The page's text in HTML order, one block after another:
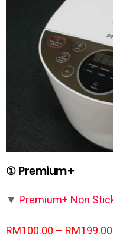
① Premium+
▼ Premium+ Non
RM100.00 – RM199.00